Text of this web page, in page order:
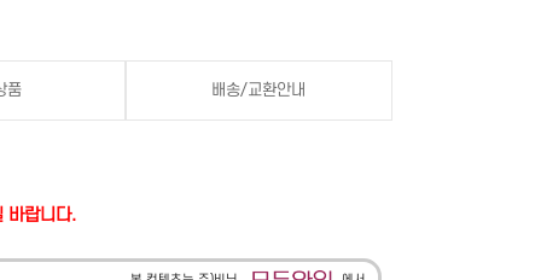
품 배송/교환안내
바랍니다.